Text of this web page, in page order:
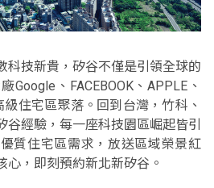
科技新貴，矽谷不僅是引領全球的
Google、FACEBOOK、APPLE、
住宅區聚落。回到台灣，竹科、
谷經驗，每一座科技園區崛起皆引
質住宅區需求，放送區域榮景紅
心，即刻預約新北新矽谷。